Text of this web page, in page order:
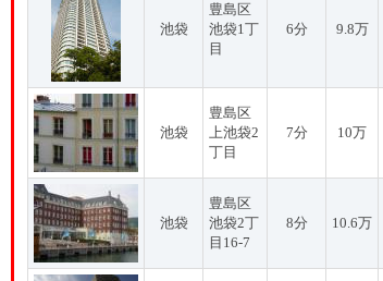
池袋
豊島区
池袋1丁
目
6分 9.8万
池袋
豊島区
上池袋2
丁目
7分 10万
池袋
豊島区
池袋2丁
目16-7
8分 10.6万